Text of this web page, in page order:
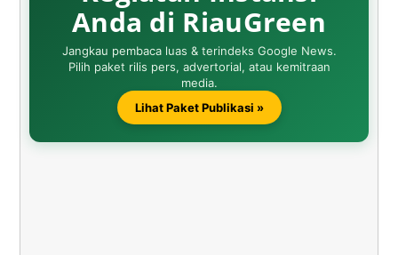
Anda di RiauGreen
Jangkau pembaca luas & terindeks Google News.
Pilih paket rilis pers, advertorial, atau kemitraan
media.
Lihat Paket Publikasi »